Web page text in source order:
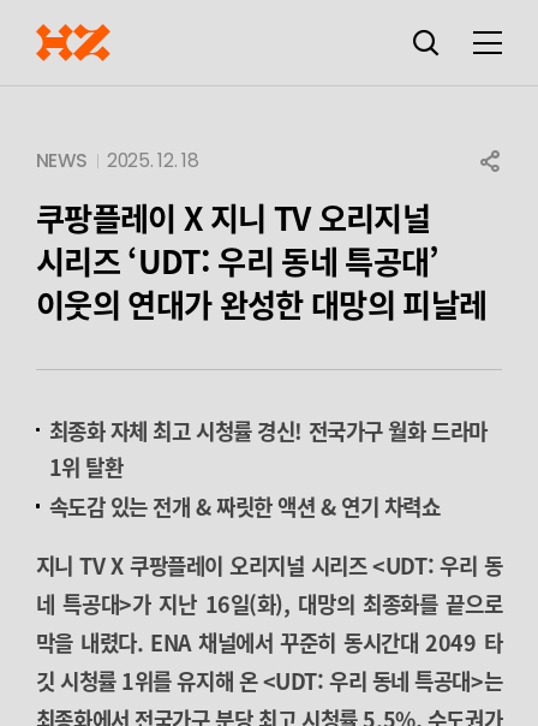
검색창
열기
메뉴
NEWS 2025. 12. 18 SHARE
쿠팡플레이 X 지니 TV 오리지널
시리즈 ‘UDT: 우리 동네 특공대’
이웃의 연대가 완성한 대망의 피날레
최종화 자체 최고 시청률 경신! 전국가구 월화 드라마
1위 탈환
속도감 있는 전개 & 짜릿한 액션 & 연기 차력쇼
지니 TV X 쿠팡플레이 오리지널 시리즈 <UDT: 우리 동
네 특공대>가 지난 16일(화), 대망의 최종화를 끝으로
막을 내렸다. ENA 채널에서 꾸준히 동시간대 2049 타
깃 시청률 1위를 유지해 온 <UDT: 우리 동네 특공대>는
최종화에서 전국가구 분당 최고 시청률 5.5%, 수도권가